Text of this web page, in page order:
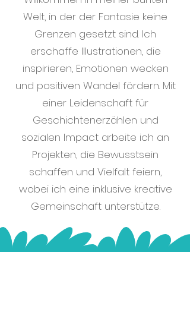
Welt, in der der Fantasie keine
Grenzen gesetzt sind. Ich
erschaffe Illustrationen, die
inspirieren, Emotionen wecken
und positiven Wandel fördern. Mit
einer Leidenschaft für
Geschichtenerzählen und
sozialen Impact arbeite ich an
Projekten, die Bewusstsein
schaffen und Vielfalt feiern,
wobei ich eine inklusive kreative
Gemeinschaft unterstütze.